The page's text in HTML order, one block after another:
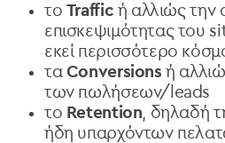
το Traffic ή αλλιώς την
επισκεψιμότητας του
εκεί περισσότερο
τα Conversions ή
των πωλήσεων/leads
το Retention , δηλαδή
ήδη υπαρχόντων